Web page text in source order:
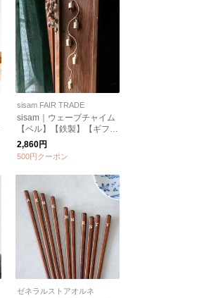
sisam FAIR TRADE
sisam｜ウェーブチャイム
【ベル】【鉄製】【ギフト
おすすめ】
2,860円
500円クーポン
ゼネラルストアオルネ